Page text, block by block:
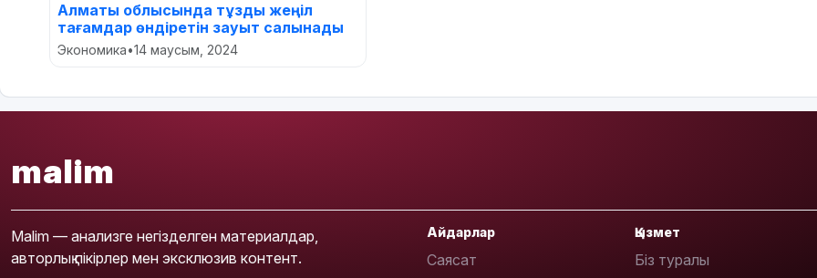
Алматы облысында тұзды жеңіл
тағамдар өндіретін зауыт салынады
Экономика•14 маусым, 2024
malim
Malim — анализге негізделген материалдар,
авторлық пікірлер мен эксклюзив контент.
Айдарлар
Саясат
Қызмет
Біз туралы